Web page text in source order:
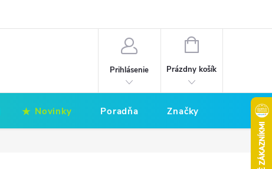
Prihlásenie
NÁKUPNÝ
Prázdny košík
Novinky Poradňa Značky